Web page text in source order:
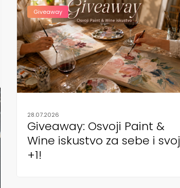
Giveaway
28.07.2026
Giveaway: Osvoji Paint &
Wine iskustvo za sebe i svoj
+1!